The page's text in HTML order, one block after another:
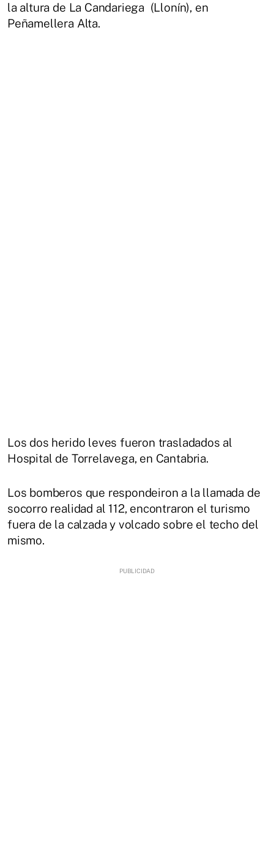
la altura de La Candariega (Llonín), en
Peñamellera Alta.
Los dos herido leves fueron trasladados al
Hospital de Torrelavega, en Cantabria.
Los bomberos que respondeiron a la llamada de
socorro realidad al 112, encontraron el turismo
fuera de la calzada y volcado sobre el techo del
mismo.